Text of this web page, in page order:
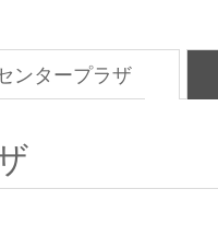
ンタープラザ